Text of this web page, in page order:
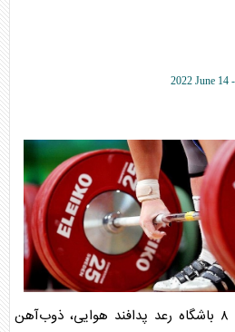
2022 June 14
برداری برگزار شد و در پایان ۸ باشگاه رعد پدافند هوایی، ذوب‌آهن